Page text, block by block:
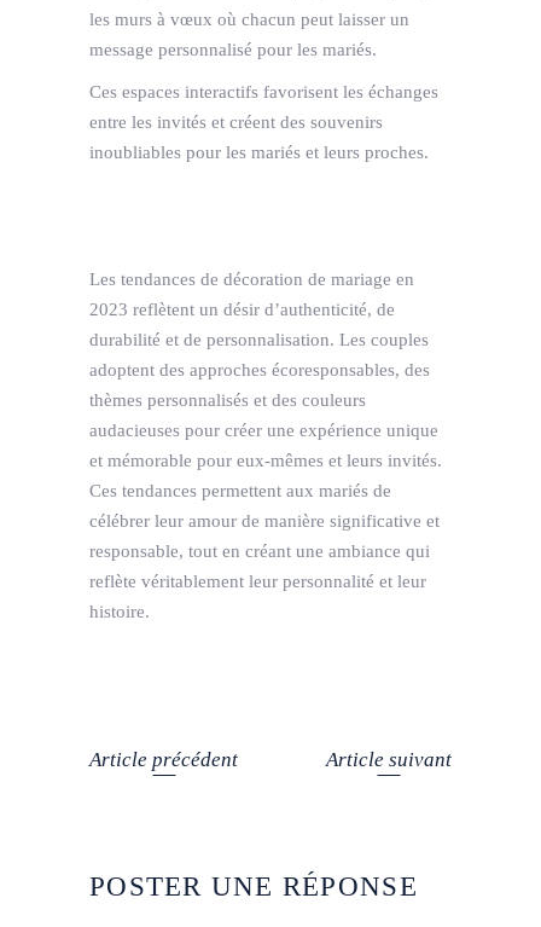
les murs à vœux où chacun peut laisser un
message personnalisé pour les mariés.
Ces espaces interactifs favorisent les échanges
entre les invités et créent des souvenirs
inoubliables pour les mariés et leurs proches.
Les tendances de décoration de mariage en
2023 reflètent un désir d’authenticité, de
durabilité et de personnalisation. Les couples
adoptent des approches écoresponsables, des
thèmes personnalisés et des couleurs
audacieuses pour créer une expérience unique
et mémorable pour eux-mêmes et leurs invités.
Ces tendances permettent aux mariés de
célébrer leur amour de manière significative et
responsable, tout en créant une ambiance qui
reflète véritablement leur personnalité et leur
histoire.
Article précédent Article suivant
POSTER UNE RÉPONSE